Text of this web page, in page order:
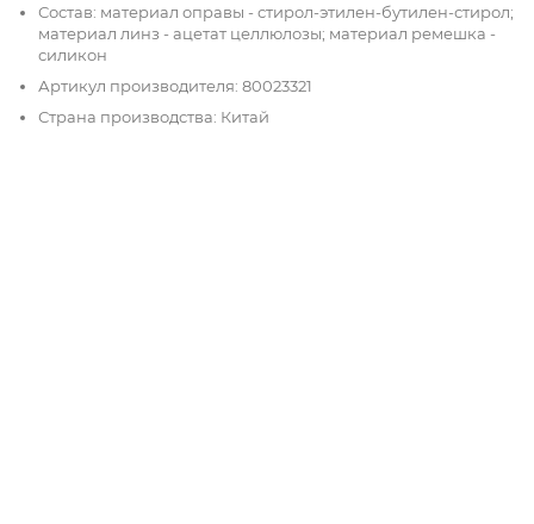
Состав: материал оправы - стирол-этилен-бутилен-стирол;
материал линз - ацетат целлюлозы; материал ремешка -
силикон
Артикул производителя: 80023321
Страна производства: Китай